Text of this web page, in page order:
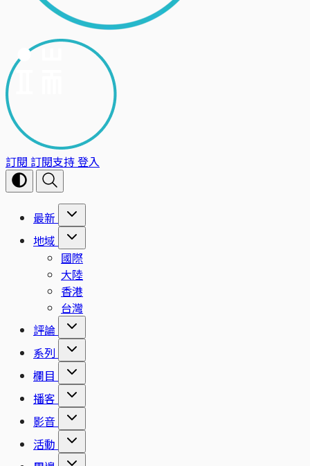
訂閱 訂閱支持登入
最新
地域
國際
大陸
香港
台灣
評論
系列
欄目
播客
影音
活動